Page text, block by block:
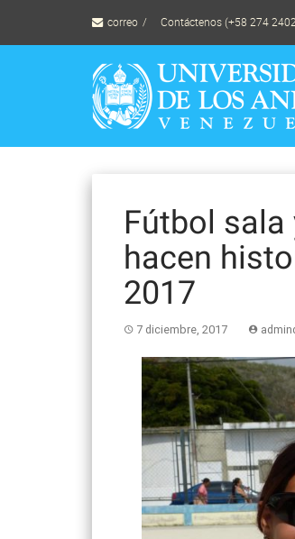
content
correo Contáctenos (+58 274
Fútbol
hacen
2017
7 diciembre, 2017